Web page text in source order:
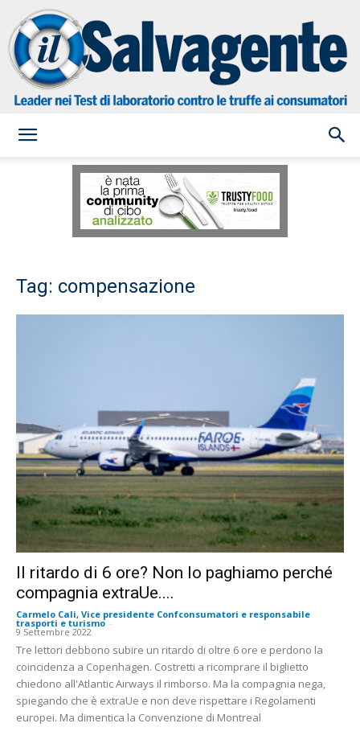
Salvagente
Tag: compensazione
Il ritardo di 6 ore? Non lo paghiamo perché
compagnia extraUe....
Carmelo Cali, Vice presidente Confconsumatori e responsabile
trasporti e turismo -
9 Settembre 2022
Tre lettori debbono subire un ritardo di oltre 6 ore e perdono la
coincidenza a Copenhagen. Costretti a ricomprare il biglietto
chiedono all'Atlantic Airways il rimborso. Ma la compagnia nega,
spiegando che è extraUe e non deve rispettare i Regolamenti
europei. Ma dimentica la Convenzione di Montreal